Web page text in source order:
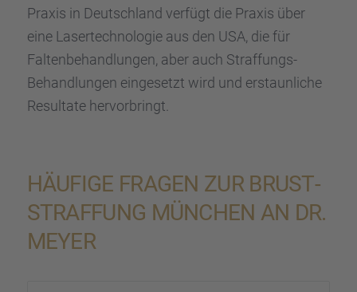
Praxis in Deutsch­land verfügt die Praxis über
eine Laser­tech­no­lo­gie aus den USA, die für
Falten­be­hand­lun­gen, aber auch Straf­fungs-
Behand­lun­gen einge­setzt wird und erstaun­li­che
Resul­tate hervor­bringt.
HÄUFIGE FRAGEN ZUR BRUST­
STRAF­FUNG MÜNCHEN AN DR.
MEYER